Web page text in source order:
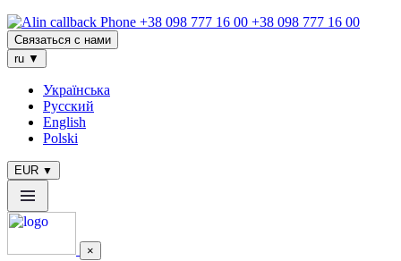
+38 098 777 16 00
Связаться с нами
ru ▼
Українська
Русский
English
Polski
EUR ▼
×